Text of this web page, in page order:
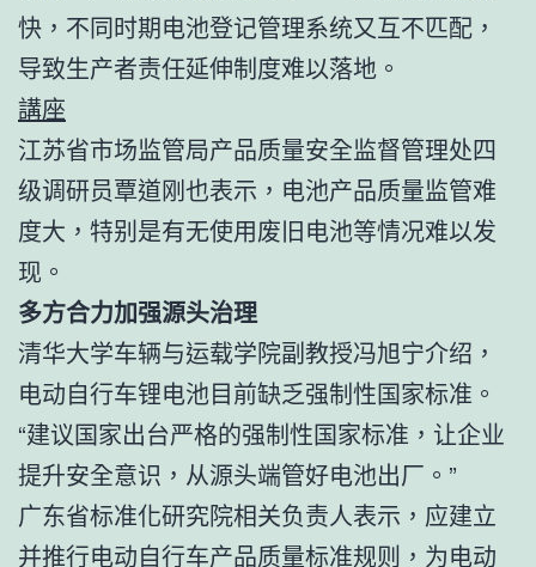
快，不同时期电池登记管理系统又互不匹配，
导致生产者责任延伸制度难以落地。
講座
江苏省市场监管局产品质量安全监督管理处四
级调研员覃道刚也表示，电池产品质量监管难
度大，特别是有无使用废旧电池等情况难以发
现。
多方合力加强源头治理
清华大学车辆与运载学院副教授冯旭宁介绍，
电动自行车锂电池目前缺乏强制性国家标准。
“建议国家出台严格的强制性国家标准，让企业
提升安全意识，从源头端管好电池出厂。”
广东省标准化研究院相关负责人表示，应建立
并推行电动自行车产品质量标准规则，为电动